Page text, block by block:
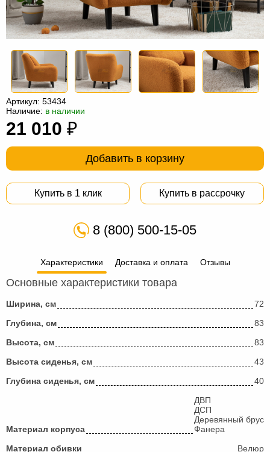
мебель
Столы
компьютер
ванной
Мебель
трансформер
Матрасы
Кресла-
мешки
Мебель
из
Садовая
оборудование
Артикул: 53434
Наличие: в наличии
21 010 ₽
Добавить в корзину
Купить в 1 клик Купить в рассрочку
8 (800) 500-15-05
Характеристики Доставка и оплата Отзывы
Основные характеристики товара
Ширина, см
72
Глубина, см
83
Высота, см
83
Высота сиденья, см
43
Глубина сиденья, см
40
Материал корпуса
ДВП
ДСП
Деревянный брус
Фанера
Материал обивки
Велюр